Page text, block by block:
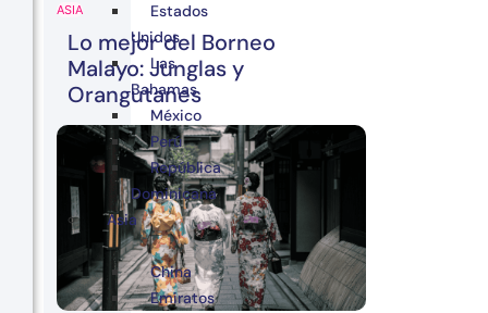
ASIA
Lo mejor del Borneo
Malayo: Junglas y
Orangutanes
Estados
Unidos
Las
Bahamas
México
Perú
República
Dominicana
Asia
China
Emiratos